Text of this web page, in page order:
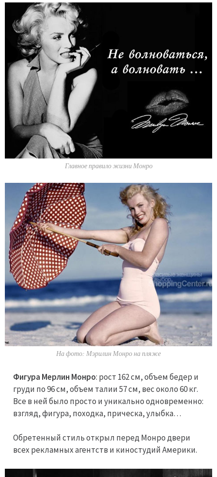
Главное правило жизни Монро
На фото: Мэрилин Монро на пляже
Фигура Мерлин Монро: рост 162 см, объем бедер и
груди по 96 см, объем талии 57 см, вес около 60 кг.
Все в ней было просто и уникально одновременно:
взгляд, фигура, походка, прическа, улыбка…
Обретенный стиль открыл перед Монро двери
всех рекламных агентств и киностудий Америки.